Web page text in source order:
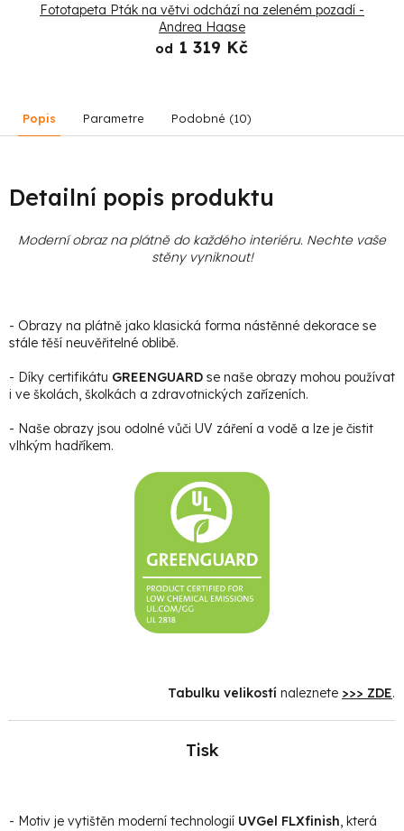
Fototapeta Pták na větvi odchází na zeleném pozadí -
Andrea Haase
od 1 319 Kč
Popis Parametre Podobné (10)
Detailní popis produktu
Moderní obraz na plátně do každého interiéru. Nechte vaše
stěny vyniknout!
- Obrazy na plátně jako klasická forma nástěnné dekorace se
stále těší neuvěřitelné oblibě.
- Díky certifikátu GREENGUARD se naše obrazy mohou používat
i ve školách, školkách a zdravotnických zařízeních.
- Naše obrazy jsou odolné vůči UV záření a vodě a lze je čistit
vlhkým hadříkem.
Tabulku velikostí naleznete >>> ZDE.
Tisk
- Motiv je vytištěn moderní technologií UVGel FLXfinish, která